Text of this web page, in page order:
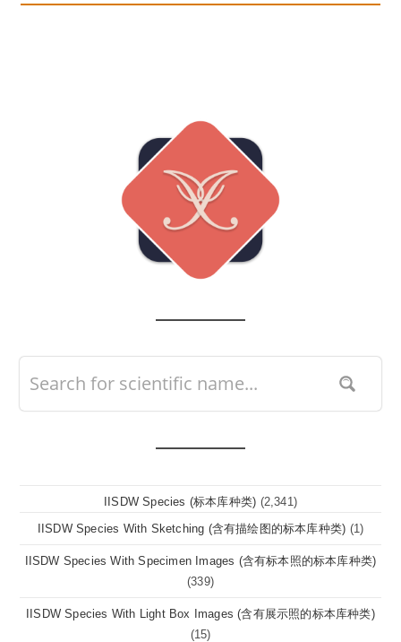
IISDW Species (标本库种类) (2,341)
IISDW Species With Sketching (含有描绘图的标本库种类) (1)
IISDW Species With Specimen Images (含有标本照的标本库种类)
(339)
IISDW Species With Light Box Images (含有展示照的标本库种类)
(15)